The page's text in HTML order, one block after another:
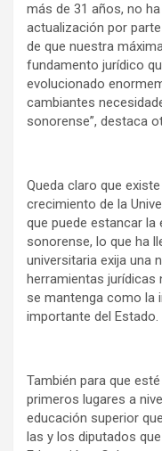
más de 31 años, no
actualización por
de que nuestra
fundamento jurídico
evolucionado
cambiantes
sonorense”, destaca
Queda claro que
crecimiento de la
que puede estancar
sonorense, lo que ha
universitaria exija una
herramientas jurídicas
se mantenga como la
importante del Estado.
También para que
primeros lugares a
educación superior
las y los diputados